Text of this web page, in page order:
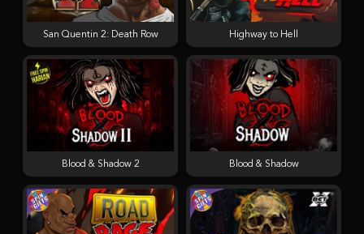
Highway to Hell
San Quentin 2: Death Row
Blood & Shadow
Blood & Shadow 2